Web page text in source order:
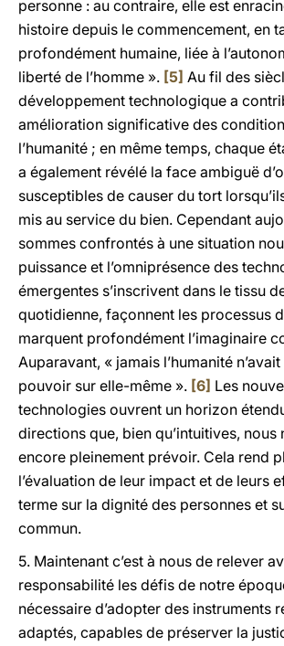
personne : au contraire, elle est
histoire depuis le commencement, en
profondément humaine, liée à
liberté de l’homme ». [5] Au fil des
développement technologique a
amélioration significative des
l’humanité ; en même temps, chaque
a également révélé la face ambiguë
susceptibles de causer du tort
mis au service du bien. Cependant
sommes confrontés à une situation
puissance et l’omniprésence des
émergentes s’inscrivent dans le tissu
quotidienne, façonnent les processus
marquent profondément l’imaginaire
Auparavant, « jamais l’humanité
pouvoir sur elle-même ». [6] Les
technologies ouvrent un horizon
directions que, bien qu’intuitives, nous
encore pleinement prévoir. Cela rend
l’évaluation de leur impact et de leurs
terme sur la dignité des personnes et
commun.
5. Maintenant c’est à nous de relever
responsabilité les défis de notre
nécessaire d’adopter des instruments
adaptés, capables de préserver la